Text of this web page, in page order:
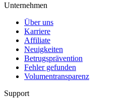
Unternehmen
Über uns
Karriere
Affiliate
Neuigkeiten
Betrugsprävention
Fehler gefunden
Volumentransparenz
Support